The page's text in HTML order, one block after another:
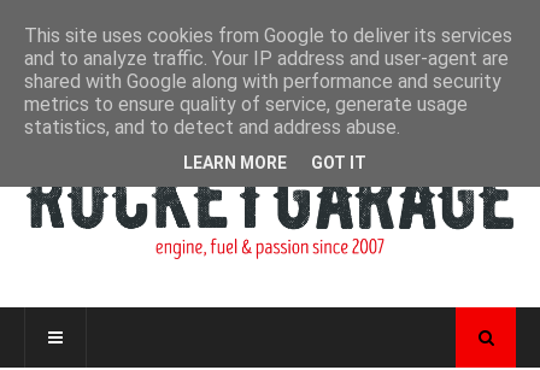
This site uses cookies from Google to deliver its services
and to analyze traffic. Your IP address and user-agent are
shared with Google along with performance and security
metrics to ensure quality of service, generate usage
statistics, and to detect and address abuse.
LEARN MORE GOT IT